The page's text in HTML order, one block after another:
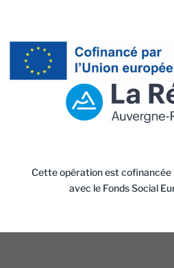
Cette opération est cofinancée
avec le Fonds Social